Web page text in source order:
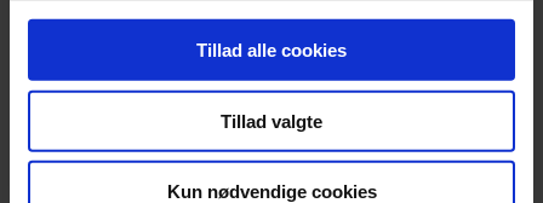
Tillad alle cookies
Tillad valgte
Kun nødvendige cookies